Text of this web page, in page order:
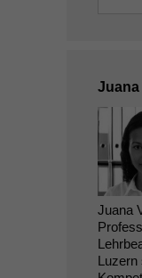
Juana
Juana
Luzern